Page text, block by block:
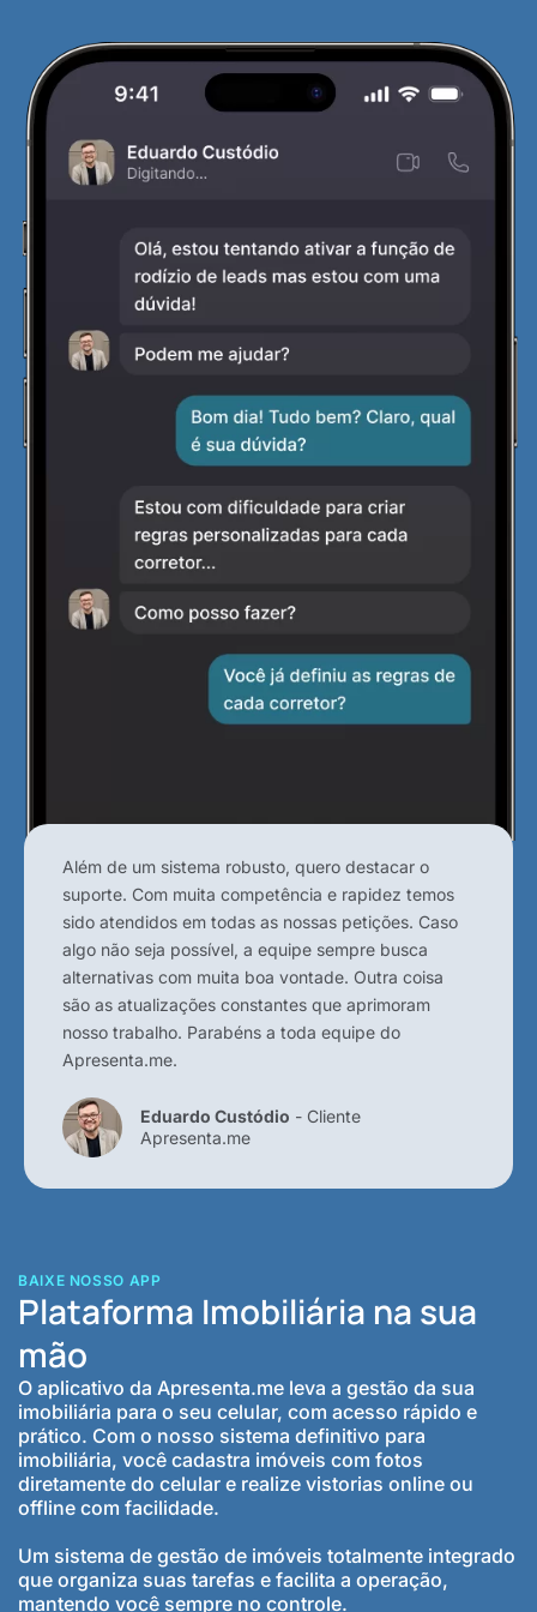
Além de um sistema robusto, quero destacar o
suporte. Com muita competência e rapidez temos
sido atendidos em todas as nossas petições. Caso
algo não seja possível, a equipe sempre busca
alternativas com muita boa vontade. Outra coisa
são as atualizações constantes que aprimoram
nosso trabalho. Parabéns a toda equipe do
Apresenta.me.
Eduardo Custódio - Cliente
Apresenta.me
BAIXE NOSSO APP
Plataforma Imobiliária na sua
mão
O aplicativo da Apresenta.me leva a gestão da sua
imobiliária para o seu celular, com acesso rápido e
prático. Com o nosso sistema definitivo para
imobiliária, você cadastra imóveis com fotos
diretamente do celular e realize vistorias online ou
offline com facilidade.
Um sistema de gestão de imóveis totalmente integrado
que organiza suas tarefas e facilita a operação,
mantendo você sempre no controle.